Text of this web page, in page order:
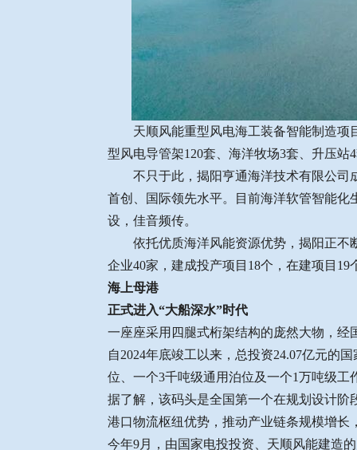
天顺风能重型风电海工装备智能制造项
型风电导管架120套、海洋牧场3套、升压
不只于此，揭阳亨通海洋技术有限公司
首创、国际领先水平。目前海洋软管智能
设，佳音频传。
依托优质海洋风能资源优势，揭阳正不
企业40家，建成投产项目18个，在建项目
海上母港
正式进入“大船深水”时代
一座座采用四腿式桁架结构的庞然大物，经
自2024年底竣工以来，总投资24.07亿元的
位、一个3千吨级通用泊位及一个1万吨级
据了解，该码头是全国第一个在规划设计
港口物流枢纽优势，推动产业链条规模增长
今年9月，由国家电投投资、天顺风能建造